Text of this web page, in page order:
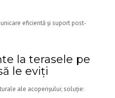
eficientă și suport post-
la terasele pe
le eviți
ale acoperișului; soluție: